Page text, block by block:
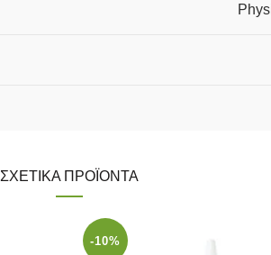
ΣΧΕΤΙΚΆ ΠΡΟΪΌΝΤΑ
-10%